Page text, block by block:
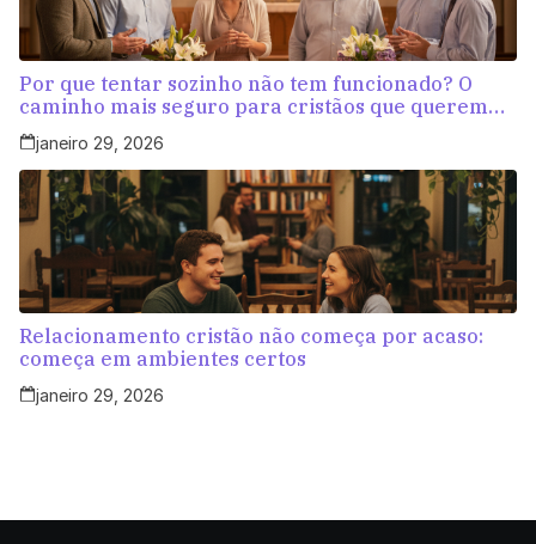
Por que tentar sozinho não tem funcionado? O
caminho mais seguro para cristãos que querem
amar com propósito
janeiro 29, 2026
Relacionamento cristão não começa por acaso:
começa em ambientes certos
janeiro 29, 2026